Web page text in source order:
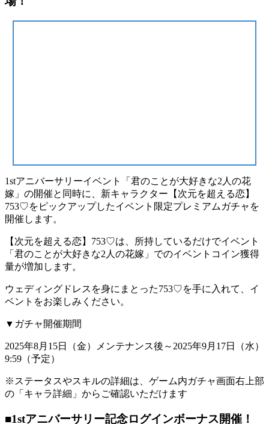
1stアニバーサリーイベント「君のことが大好きな2人の花
嫁」の開催と同時に、新キャラクター【次元を超える恋】
753♡をピックアップしたイベント限定プレミアムガチャを
開催します。
【次元を超える恋】753♡は、所持しているだけでイベント
「君のことが大好きな2人の花嫁」でのイベントコイン獲得
量が増加します。
ウェディングドレスを身にまとった753♡を手に入れて、イ
ベントをお楽しみください。
▼ガチャ開催期間
2025年8月15日（金）メンテナンス後～2025年9月17日（水）
9:59（予定）
※ステータスやスキルの詳細は、ゲーム内ガチャ画面右上部
の「キャラ詳細」からご確認いただけます
■1stアニバーサリー記念ログインボーナス開催！